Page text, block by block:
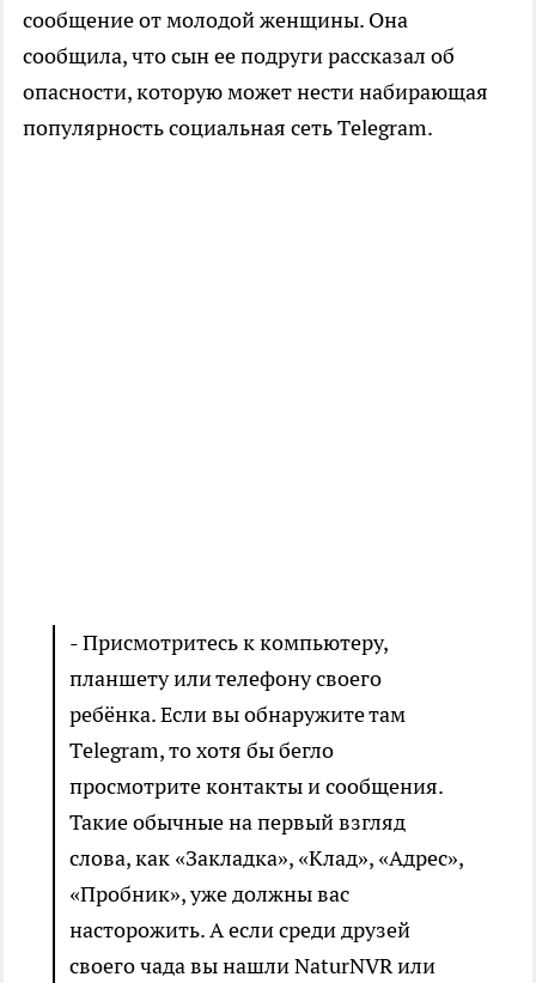
сообщение от молодой женщины. Она
сообщила, что сын ее подруги рассказал об
опасности, которую может нести набирающая
популярность социальная сеть Тelegram.
- Присмотритесь к компьютеру,
планшету или телефону своего
ребёнка. Если вы обнаружите там
Тelegram, то хотя бы бегло
просмотрите контакты и сообщения.
Такие обычные на первый взгляд
слова, как «Закладка», «Клад», «Адрес»,
«Пробник», уже должны вас
насторожить. А если среди друзей
своего чада вы нашли NaturNVR или